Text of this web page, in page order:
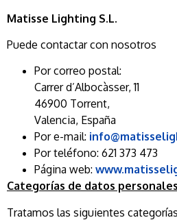
Matisse Lighting S.L.
Puede contactar con nosotros
Por correo postal:
Carrer d’Albocàsser, 11
46900 Torrent,
Valencia, España
Por e-mail:
Por teléfono: 621 373 473
Página web:
Categorías de datos personales
Tratamos las siguientes